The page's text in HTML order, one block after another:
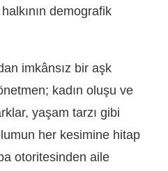
demografik
imkânsız bir aşk
kadın oluşu ve
yaşam tarzı gibi
her kesimine hitap
otoritesinden aile